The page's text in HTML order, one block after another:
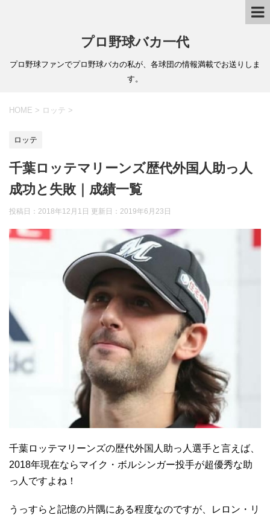
プロ野球バカ一代
プロ野球ファンでプロ野球バカの私が、各球団の情報満載でお送りしま
す。
HOME > ロッテ >
ロッテ
千葉ロッテマリーンズ歴代外国人助っ人
成功と失敗｜成績一覧
投稿日：2018年12月1日 更新日： 2019年6月23日
千葉ロッテマリーンズの歴代外国人助っ人選手と言えば、
2018年現在ならマイク・ボルシンガー投手が超優秀な助
っ人ですよね！
うっすらと記憶の片隅にある程度なのですが、レロン・リ